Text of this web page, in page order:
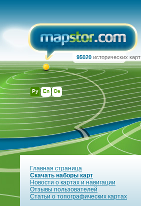
Ру En De
95020 исторических карт
Главная страница
Скачать наборы карт
Новости о картах и навигации
Отзывы пользователей
Статьи о топографических картах